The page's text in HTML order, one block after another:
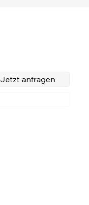
Jetzt anfragen